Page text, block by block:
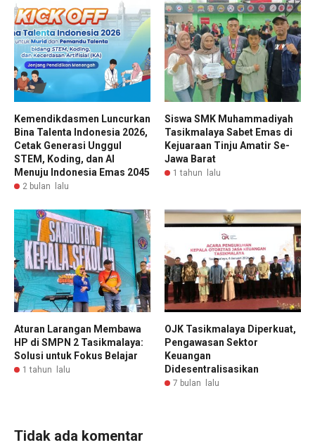
Kemendikdasmen Luncurkan
Bina Talenta Indonesia 2026,
Cetak Generasi Unggul
STEM, Koding, dan AI
Menuju Indonesia Emas 2045
2 bulan lalu
Siswa SMK Muhammadiyah
Tasikmalaya Sabet Emas di
Kejuaraan Tinju Amatir Se-
Jawa Barat
1 tahun lalu
Aturan Larangan Membawa
HP di SMPN 2 Tasikmalaya:
Solusi untuk Fokus Belajar
1 tahun lalu
OJK Tasikmalaya Diperkuat,
Pengawasan Sektor
Keuangan
Didesentralisasikan
7 bulan lalu
Tidak ada komentar